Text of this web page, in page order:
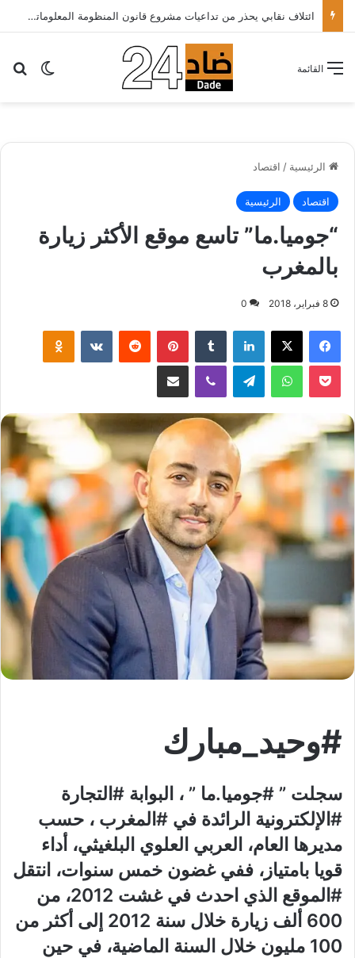
ائتلاف نقابي يحذر من تداعيات مشروع قانون المنظومة المعلوماتية الصحية ويدعو الحكومة إلى إعادة النظر فيه..
الوضع القائمة
الرئيسية / اقتصاد
اقتصاد الرئيسية
“جوميا.ما” تاسع موقع الأكثر زيارة
بالمغرب
8 فبراير، 2018 0
لينكدإن بينتيريست
واتساب
#وحيد_مبارك
سجلت ” #جوميا.ما ” ، البوابة #التجارة
#الإلكترونية الرائدة في #المغرب ، حسب
مديرها العام، العربي العلوي البلغيثي، أداء
قويا بامتياز، ففي غضون خمس سنوات، انتقل
#الموقع الذي احدث في غشت 2012، من
600 ألف زيارة خلال سنة 2012 إلى أكثر من
100 مليون خلال السنة الماضية، في حين